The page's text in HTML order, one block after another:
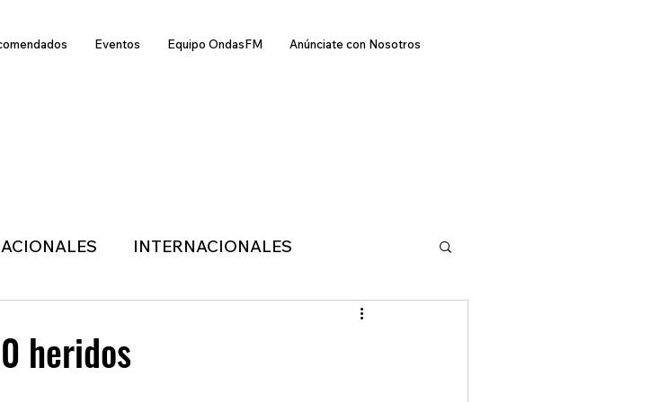
Eventos Equipo OndasFM Anúnciate con Nosotros
INTERNACIONALES
TECNOLOGIA
heridos